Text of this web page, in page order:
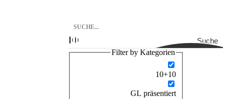
Suche
Filter by Kategorien
10+10
GL präsentiert